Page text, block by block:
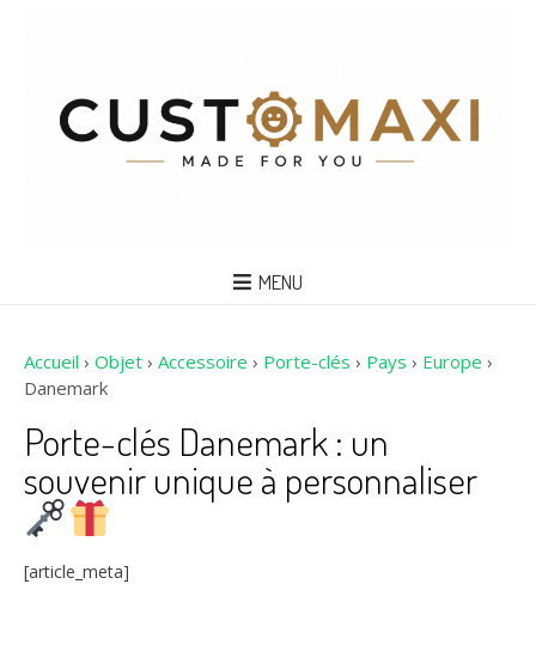
MENU
Accueil › Objet › Accessoire › Porte-clés › Pays › Europe ›
Danemark
Porte-clés Danemark : un
souvenir unique à personnaliser
[article_meta]